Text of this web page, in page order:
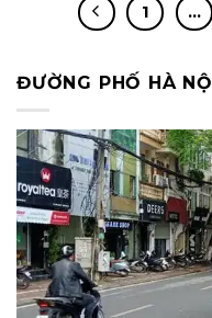
1 …
ĐƯỜNG PHỐ HÀ NỘI